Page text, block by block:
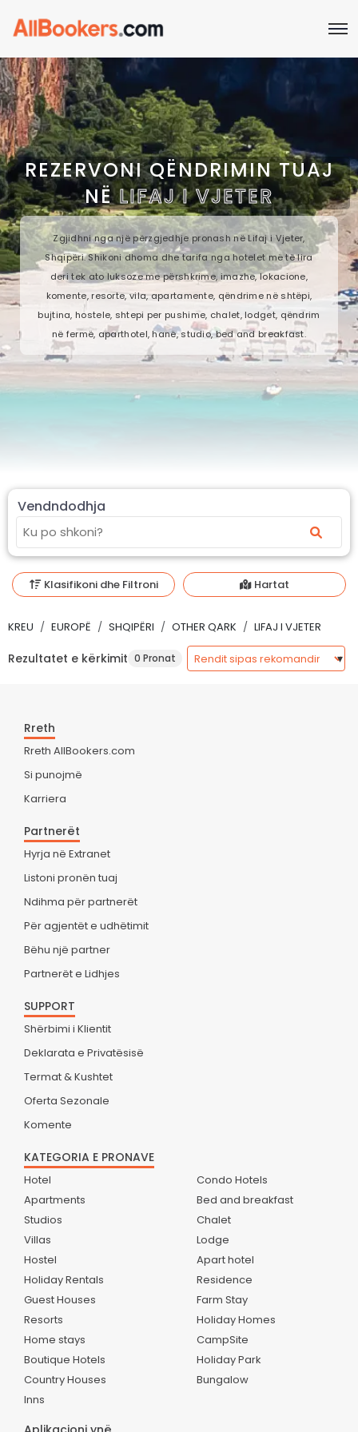
REZERVONI QËNDRIMIN TUAJ
NËLIFAJ I VJETER
Zgjidhni nga një përzgjedhje pronash në Lifaj i Vjeter,
Shqipëri. Shikoni dhoma dhe tarifa nga hotelet më të lira
deri tek ato luksoze me përshkrime, imazhe, lokacione,
komente, resorte, vila, apartamente, qëndrime në shtëpi,
bujtina, hostele, shtepi per pushime, chalet, lodget, qëndrim
në fermë, aparthotel, hanë, studio, bed and breakfast.
Vendndodhja
Klasifikoni dhe Filtroni Hartat
KREU EUROPË SHQIPËRI OTHER QARK LIFAJ I VJETER
Rezultatet e kërkimit 0 Pronat
Rreth
Rreth AllBookers.com
Si punojmë
Karriera
Partnerët
Hyrja në Extranet
Listoni pronën tuaj
Ndihma për partnerët
Për agjentët e udhëtimit
Bëhu një partner
Partnerët e Lidhjes
SUPPORT
Shërbimi i Klientit
Deklarata e Privatësisë
Termat & Kushtet
Oferta Sezonale
Komente
KATEGORIA E PRONAVE
Hotel
Apartments
Studios
Villas
Hostel
Holiday Rentals
Guest Houses
Resorts
Home stays
Boutique Hotels
Country Houses
Inns
Condo Hotels
Bed and breakfast
Chalet
Lodge
Apart hotel
Residence
Farm Stay
Holiday Homes
CampSite
Holiday Park
Bungalow